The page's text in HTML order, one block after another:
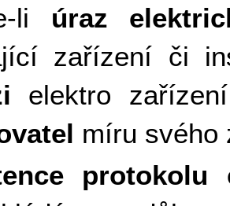
li úraz
zařízení či
elektro
míru svého
protokolu